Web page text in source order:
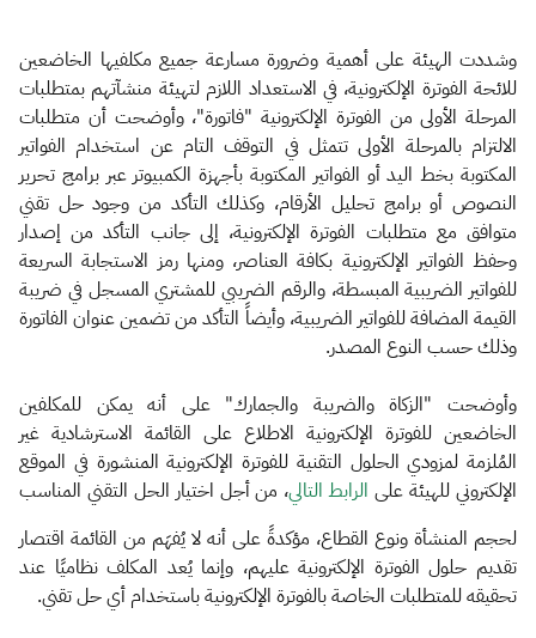
وشددت الهيئة على أهمية وضرورة مسارعة جميع مكلفيها الخاضعين
للائحة الفوترة الإلكترونية، في الاستعداد اللازم لتهيئة منشآتهم بمتطلبات
المرحلة الأولى من الفوترة الإلكترونية "فاتورة"، وأوضحت أن متطلبات
الالتزام بالمرحلة الأولى تتمثل في التوقف التام عن استخدام الفواتير
المكتوبة بخط اليد أو الفواتير المكتوبة بأجهزة الكمبيوتر عبر برامج تحرير
النصوص أو برامج تحليل الأرقام، وكذلك التأكد من وجود حل تقني
متوافق مع متطلبات الفوترة الإلكترونية، إلى جانب التأكد من إصدار
وحفظ الفواتير الإلكترونية بكافة العناصر، ومنها رمز الاستجابة السريعة
للفواتير الضريبية المبسطة، والرقم الضريبي للمشتري المسجل في ضريبة
القيمة المضافة للفواتير الضريبية، وأيضاً التأكد من تضمين عنوان الفاتورة
وذلك حسب النوع المصدر.
وأوضحت "الزكاة والضريبة والجمارك" على أنه يمكن للمكلفين
الخاضعين للفوترة الإلكترونية الاطلاع على القائمة الاسترشادية غير
المُلزمة لمزودي الحلول التقنية للفوترة الإلكترونية المنشورة في الموقع
الإلكتروني للهيئة على الرابط التالي​، من أجل اختيار الحل التقني المناسب
لحجم المنشأة ونوع القطاع، مؤكدةً على أنه لا يُفهَم من القائمة اقتصار
تقديم حلول الفوترة الإلكترونية عليهم، وإنما يُعد المكلف نظاميًا عند
تحقيقه للمتطلبات الخاصة بالفوترة الإلكترونية باستخدام أي حل تقني.